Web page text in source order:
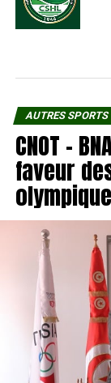
AUTRES SPORTS
CNOT –
faveur